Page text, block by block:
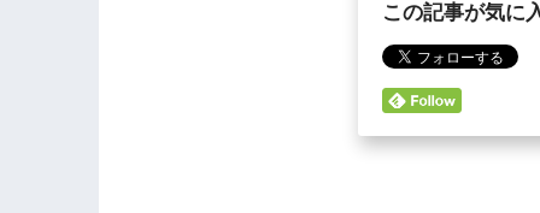
この記事が気に